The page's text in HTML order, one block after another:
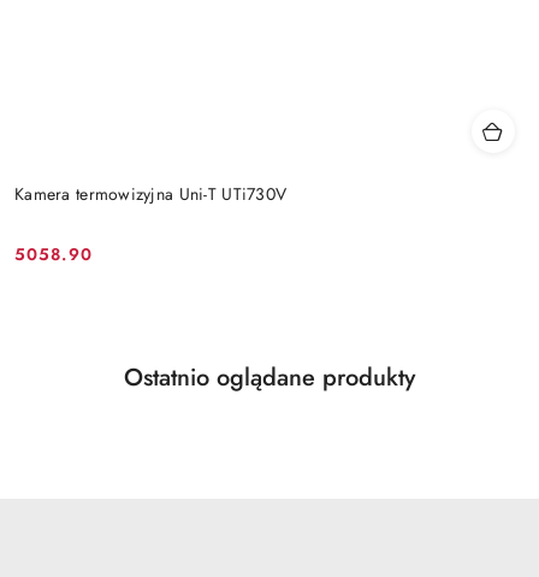
Kamera termowizyjna Uni-T UTi730V
Cena:
5058.90
Pomiń karuzelę produktów
Produkty
Ostatnio oglądane produkty